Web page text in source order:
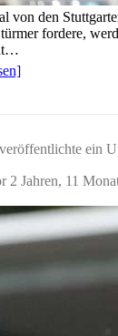
von den
fordere,
ein
2 Jahren, 11